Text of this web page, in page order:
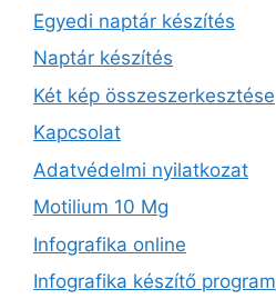
Egyedi naptár készítés
Naptár készítés
Két kép összeszerkesztése
Kapcsolat
Adatvédelmi nyilatkozat
Motilium 10 Mg
Infografika online
Infografika készítő program